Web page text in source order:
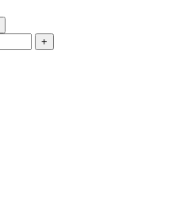
+